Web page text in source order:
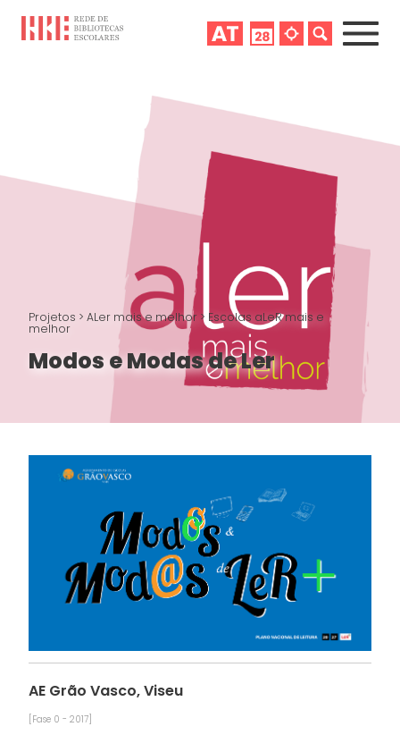
Projetos >ALer mais e melhor > Escolas aLeR mais e
melhor
Modos e Modas de Ler
AE Grão Vasco, Viseu
[Fase 0 - 2017]